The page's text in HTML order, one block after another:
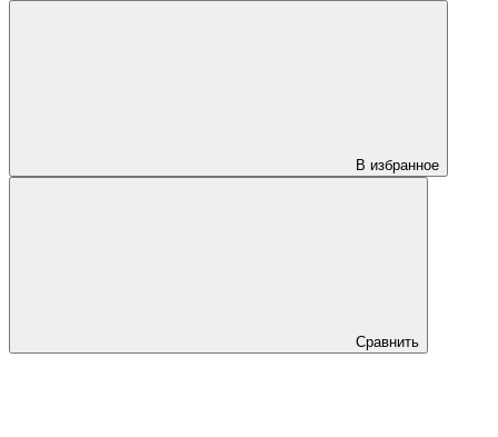
В избранное
Сравнить